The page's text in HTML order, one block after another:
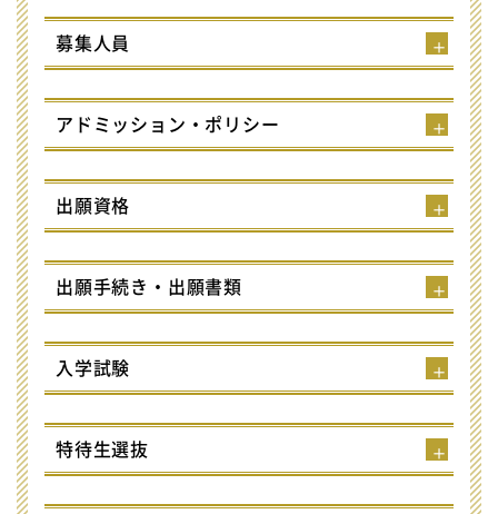
募集人員
アドミッション・ポリシー
出願資格
出願手続き・出願書類
入学試験
特待生選抜